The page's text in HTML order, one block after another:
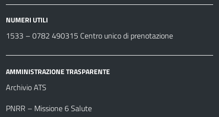
NUMERI UTILI
1533 – 0782 490315 Centro unico di prenotazione
AMMINISTRAZIONE TRASPARENTE
Archivio ATS
PNRR – Missione 6 Salute